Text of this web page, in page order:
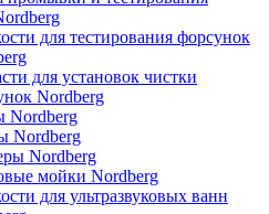
для тестирования форсунок
для установок чистки
Nordberg
Nordberg
Nordberg
Nordberg
мойки Nordberg
для ультразвуковых ванн